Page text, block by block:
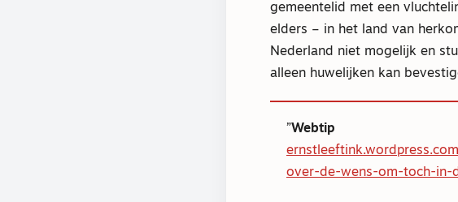
gemeentelid met een
elders – in het land van
Nederland niet mogelijk en
alleen huwelijken kan
Webtip
over-de-wens-om-toch-in-